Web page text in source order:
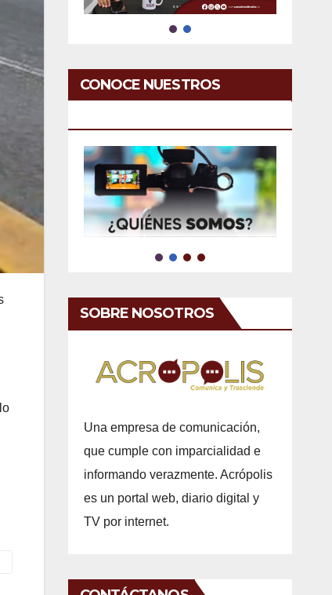
CONOCE NUESTROS
SOBRE NOSOTROS
Una empresa de comunicación,
que cumple con imparcialidad e
informando verazmente. Acrópolis
es un portal web, diario digital y
TV por internet.